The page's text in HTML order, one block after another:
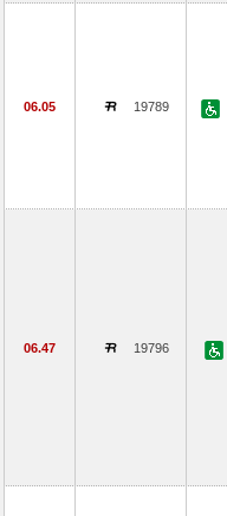
06.05 19789
06.47 19796